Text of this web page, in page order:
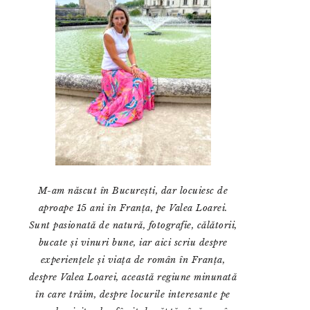
M-am născut în București, dar locuiesc de
aproape 15 ani în Franța, pe Valea Loarei.
Sunt pasionată de natură, fotografie, călătorii,
bucate și vinuri bune, iar aici scriu despre
experiențele și viața de român în Franța,
despre Valea Loarei, această regiune minunată
în care trăim, despre locurile interesante pe